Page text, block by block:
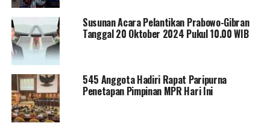
Susunan Acara Pelantikan Prabowo-Gibran
Tanggal 20 Oktober 2024 Pukul 10.00 WIB
545 Anggota Hadiri Rapat Paripurna
Penetapan Pimpinan MPR Hari Ini